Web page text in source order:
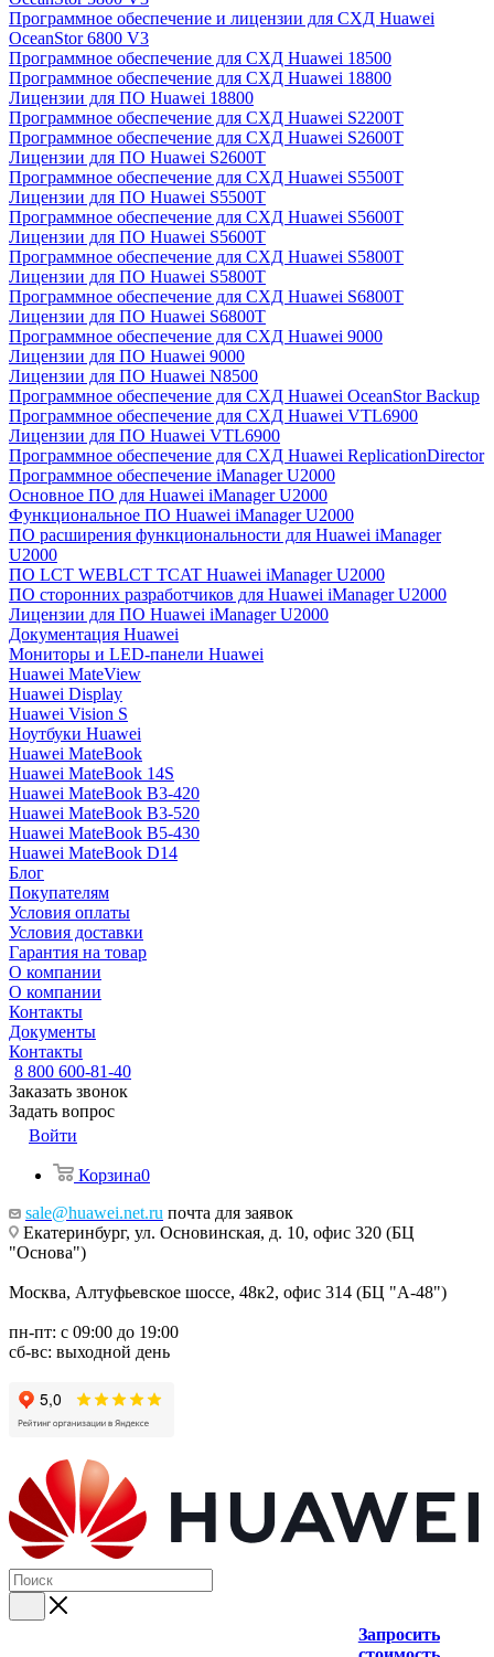
Программное обеспечение и лицензии для СХД Huawei
OceanStor 6800 V3
Программное обеспечение для СХД Huawei 18500
Программное обеспечение для СХД Huawei 18800
Лицензии для ПО Huawei 18800
Программное обеспечение для СХД Huawei S2200T
Программное обеспечение для СХД Huawei S2600T
Лицензии для ПО Huawei S2600T
Программное обеспечение для СХД Huawei S5500T
Лицензии для ПО Huawei S5500T
Программное обеспечение для СХД Huawei S5600T
Лицензии для ПО Huawei S5600T
Программное обеспечение для СХД Huawei S5800T
Лицензии для ПО Huawei S5800T
Программное обеспечение для СХД Huawei S6800T
Лицензии для ПО Huawei S6800T
Программное обеспечение для СХД Huawei 9000
Лицензии для ПО Huawei 9000
Лицензии для ПО Huawei N8500
Программное обеспечение для СХД Huawei OceanStor Backup
Программное обеспечение для СХД Huawei VTL6900
Лицензии для ПО Huawei VTL6900
Программное обеспечение для СХД Huawei ReplicationDirector
Программное обеспечение iManager U2000
Основное ПО для Huawei iManager U2000
Функциональное ПО Huawei iManager U2000
ПО расширения функциональности для Huawei iManager
U2000
ПО LCT WEBLCT TCAT Huawei iManager U2000
ПО сторонних разработчиков для Huawei iManager U2000
Лицензии для ПО Huawei iManager U2000
Документация Huawei
Мониторы и LED-панели Huawei
Huawei MateView
Huawei Display
Huawei Vision S
Ноутбуки Huawei
Huawei MateBook
Huawei MateBook 14S
Huawei MateBook B3-420
Huawei MateBook B3-520
Huawei MateBook B5-430
Huawei MateBook D14
Блог
Покупателям
Условия оплаты
Условия доставки
Гарантия на товар
О компании
О компании
Контакты
Документы
Контакты
8 800 600-81-40
Заказать звонок
Задать вопрос
Войти
Корзина0
sale@huawei.net.ru почта для заявок
Екатеринбург, ул. Основинская, д. 10, офис 320 (БЦ
"Основа")
Москва, Алтуфьевское шоссе, 48к2, офис 314 (БЦ "А-48")
пн-пт: с 09:00 до 19:00
сб-вс: выходной день
Запросить